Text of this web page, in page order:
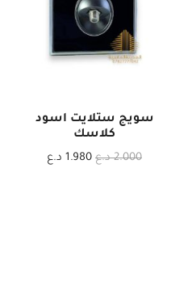
سويج ستلايت اسود
كلاسك
2.000 د.ع 1.980 د.ع